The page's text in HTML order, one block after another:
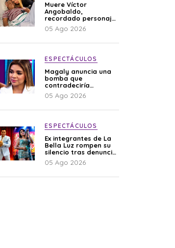
Muere Víctor
Angobaldo,
recordado personaje
de la farándula y
expareja de Shirley
05 Ago 2026
ESPECTÁCULOS
Magaly anuncia una
bomba que
contradeciría
comunicado de La
Bella Luz: “Hay un
05 Ago 2026
ESPECTÁCULOS
Ex integrantes de La
Bella Luz rompen su
silencio tras denuncia
de Naldy: “Todo el
mundo lo sabía”
05 Ago 2026